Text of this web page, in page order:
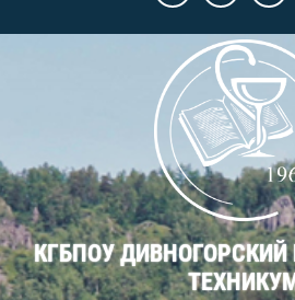
КГБПОУ